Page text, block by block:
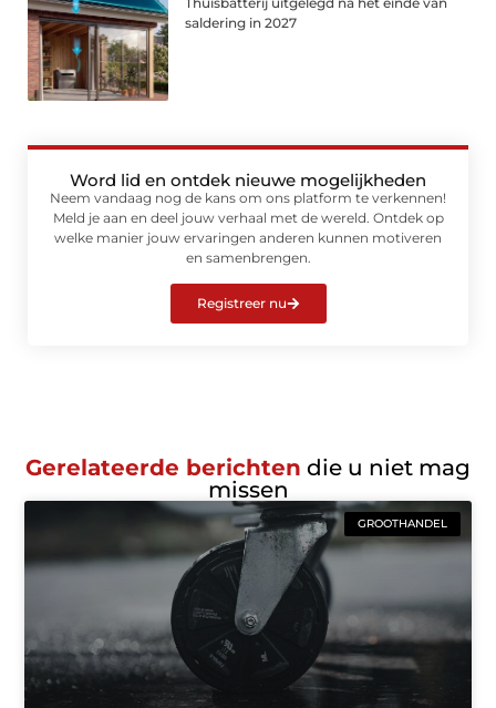
saldering in 2027
Word lid en ontdek nieuwe mogelijkheden
Neem vandaag nog de kans om ons platform te verkennen!
Meld je aan en deel jouw verhaal met de wereld. Ontdek op
welke manier jouw ervaringen anderen kunnen motiveren
en samenbrengen.
Registreer nu
Gerelateerde berichten die u niet mag
missen
GROOTHANDEL